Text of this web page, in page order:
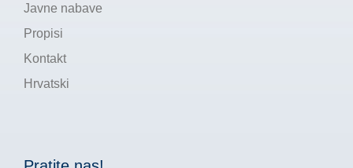
Javne nabave
Propisi
Kontakt
Hrvatski